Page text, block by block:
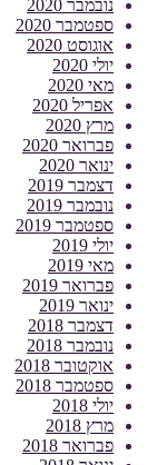
נובמבר 2020
ספטמבר 2020
אוגוסט 2020
יולי 2020
מאי 2020
אפריל 2020
מרץ 2020
פברואר 2020
ינואר 2020
דצמבר 2019
נובמבר 2019
ספטמבר 2019
יולי 2019
מאי 2019
פברואר 2019
ינואר 2019
דצמבר 2018
נובמבר 2018
אוקטובר 2018
ספטמבר 2018
יולי 2018
מרץ 2018
פברואר 2018